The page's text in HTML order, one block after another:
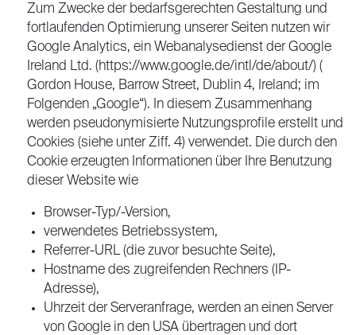
Zum Zwecke der bedarfsgerechten Gestaltung und
fortlaufenden Optimierung unserer Seiten nutzen wir
Google Analytics, ein Webanalysedienst der Google
Ireland Ltd. (https://www.google.de/intl/de/about/) (
Gordon House, Barrow Street, Dublin 4, Ireland; im
Folgenden „Google“). In diesem Zusammenhang
werden pseudonymisierte Nutzungsprofile erstellt und
Cookies (siehe unter Ziff. 4) verwendet. Die durch den
Cookie erzeugten Informationen über Ihre Benutzung
dieser Website wie
Browser-Typ/-Version,
verwendetes Betriebssystem,
Referrer-URL (die zuvor besuchte Seite),
Hostname des zugreifenden Rechners (IP-
Adresse),
Uhrzeit der Serveranfrage, werden an einen Server
von Google in den USA übertragen und dort